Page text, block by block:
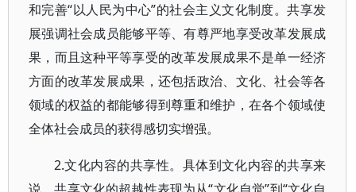
和完善“以人民为中心”的社会主义文化制度。共享发
展强调社会成员能够平等、有尊严地享受改革发展成
果，而且这种平等享受的改革发展成果不是单一经济
方面的改革发展成果，还包括政治、文化、社会等各
领域的权益的都能够得到尊重和维护，在各个领域使
全体社会成员的获得感切实增强。
2.文化内容的共享性。具体到文化内容的共享来